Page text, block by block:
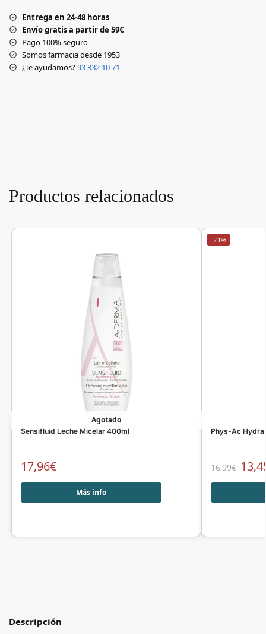
Entrega en 24-48 horas
Envío gratis a partir de 59€
Pago 100% seguro
Somos farmacia desde 1953
¿Te ayudamos?93 332 10 71
Productos relacionados
Agotado
Sensifluid Leche Micelar 400ml
17,96€
Más info
-21%
Phys-Ac Hydra
16,99€
Descripción